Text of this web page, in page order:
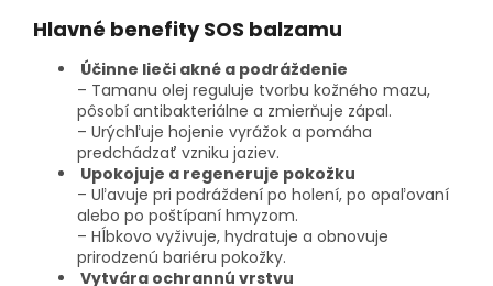
Hlavné benefity SOS balzamu
Účinne lieči akné a podráždenie
– Tamanu olej reguluje tvorbu kožného mazu,
pôsobí antibakteriálne a zmierňuje zápal.
– Urýchľuje hojenie vyrážok a pomáha
predchádzať vzniku jaziev.
Upokojuje a regeneruje pokožku
– Uľavuje pri podráždení po holení, po opaľovaní
alebo po poštípaní hmyzom.
– Hĺbkovo vyživuje, hydratuje a obnovuje
prirodzenú bariéru pokožky.
Vytvára ochrannú vrstvu